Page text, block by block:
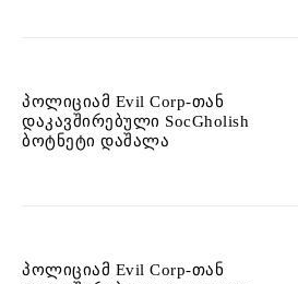
პოლიციამ Evil Corp-თან
დაკავშირებული SocGholish
ბოტნეტი დაშალა
პოლიციამ Evil Corp-თან